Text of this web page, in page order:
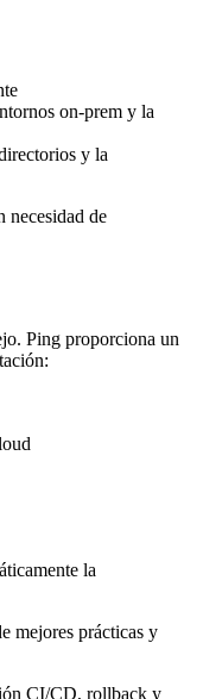
on-prem y la
y la
necesidad de
Ping proporciona un
la
mejores prácticas y
CI/CD, rollback y